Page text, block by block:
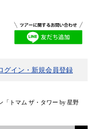
グイン・新規会員登録
トマム ザ・タワー by 星野